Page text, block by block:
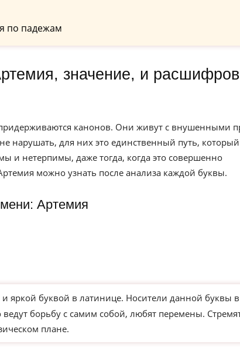
по падежам
канонов. Они живут с внушенными
нарушать, для них это единственный путь, который
и нетерпимы, даже тогда, когда это совершенно
можно узнать после анализа каждой буквы.
Артемия
яркой буквой в латинице. Носители данной буквы в
борьбу с самим собой, любят перемены.
плане.